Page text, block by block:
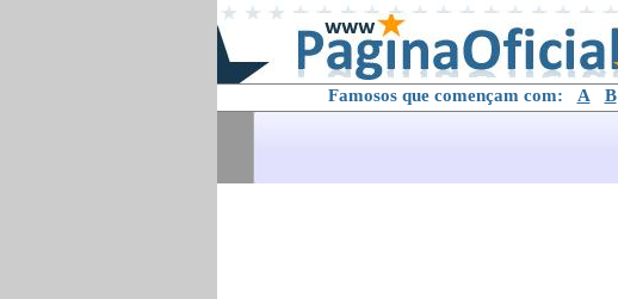
Famosos que començam com: A B